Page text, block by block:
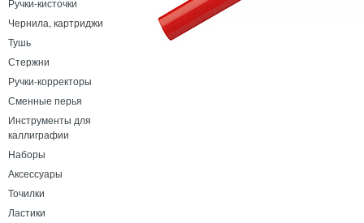
Ручки-кисточки
Чернила, картриджи
Тушь
Стержни
Ручки-корректоры
Сменные перья
Инструменты для
каллиграфии
Наборы
Аксессуары
Точилки
Ластики